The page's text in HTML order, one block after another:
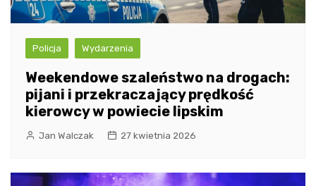
Policja Wydarzenia
Weekendowe szaleństwo na drogach:
pijani i przekraczający prędkość
kierowcy w powiecie lipskim
Jan Walczak 27 kwietnia 2026